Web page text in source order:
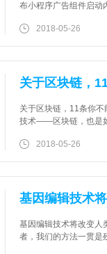
布小程序广告组件启动
2018-05-26
关于区块链，
关于区块链，11条你
技术——区块链，也是
2018-05-26
基因编辑技术
基因编辑技术将改变人
者，我们的方法一贯是